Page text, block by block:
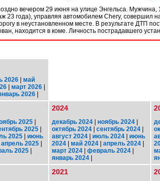
вечером 29 июня на улице Энгельса. Мужчина,
23 года), управляя автомобилем Chery, совершил
в неустановленном месте. В результате ДТП
находится в коме. Личность пострадавшего
2026 | май
| март 2026 |
2026 |
2025 |
2025 |
2025 | июнь
апрель 2025 |
2025 |
2024
декабрь 2024 | ноябрь 2024 |
октябрь 2024 | сентябрь 2024 |
август 2024 | июль 2024 | июнь
2024 | май 2024 | апрель 2024 |
март 2024 | февраль 2024 |
январь 2024 |
2021